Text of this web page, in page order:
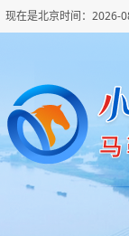
现在是北京时间： 2026-